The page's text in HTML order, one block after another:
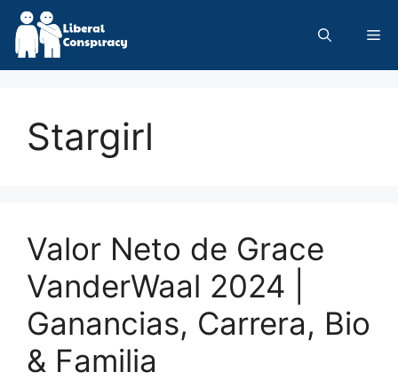
Skip
content
Stargirl
Valor Neto de Grace
VanderWaal 2024 |
Ganancias, Carrera, Bio
& Familia